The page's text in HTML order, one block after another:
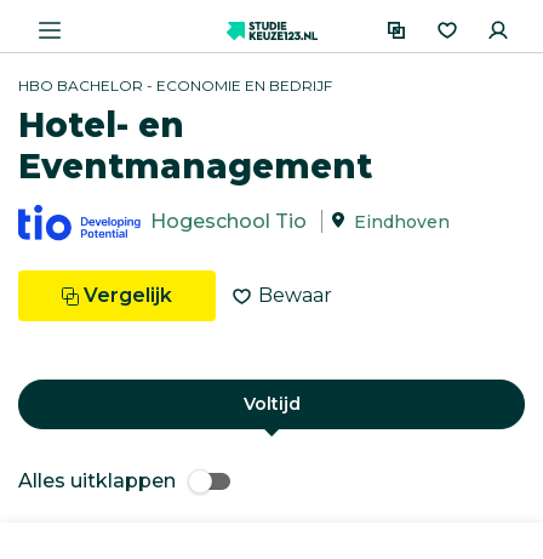
HBO BACHELOR - ECONOMIE EN BEDRIJF
Hotel- en
Eventmanagement
Hogeschool Tio Eindhoven
Vergelijk Bewaar
Voltijd
Alles uitklappen